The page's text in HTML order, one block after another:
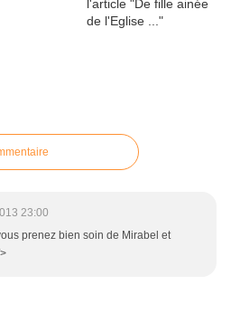
23:00
prenez bien soin de Mirabel et